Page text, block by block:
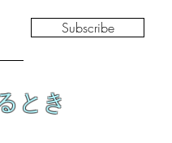
Subscribe
とき